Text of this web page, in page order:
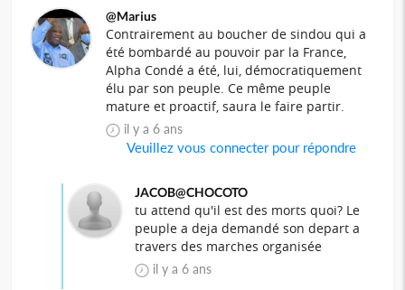
@Marius
Contrairement au boucher de sindou qui a
été bombardé au pouvoir par la France,
Alpha Condé a été, lui, démocratiquement
élu par son peuple. Ce même peuple
mature et proactif, saura le faire partir.
il y a 6 ans
Veuillez vous connecter pour répondre
JACOB@CHOCOTO
tu attend qu'il est des morts quoi? Le
peuple a deja demandé son depart a
travers des marches organisée
il y a 6 ans